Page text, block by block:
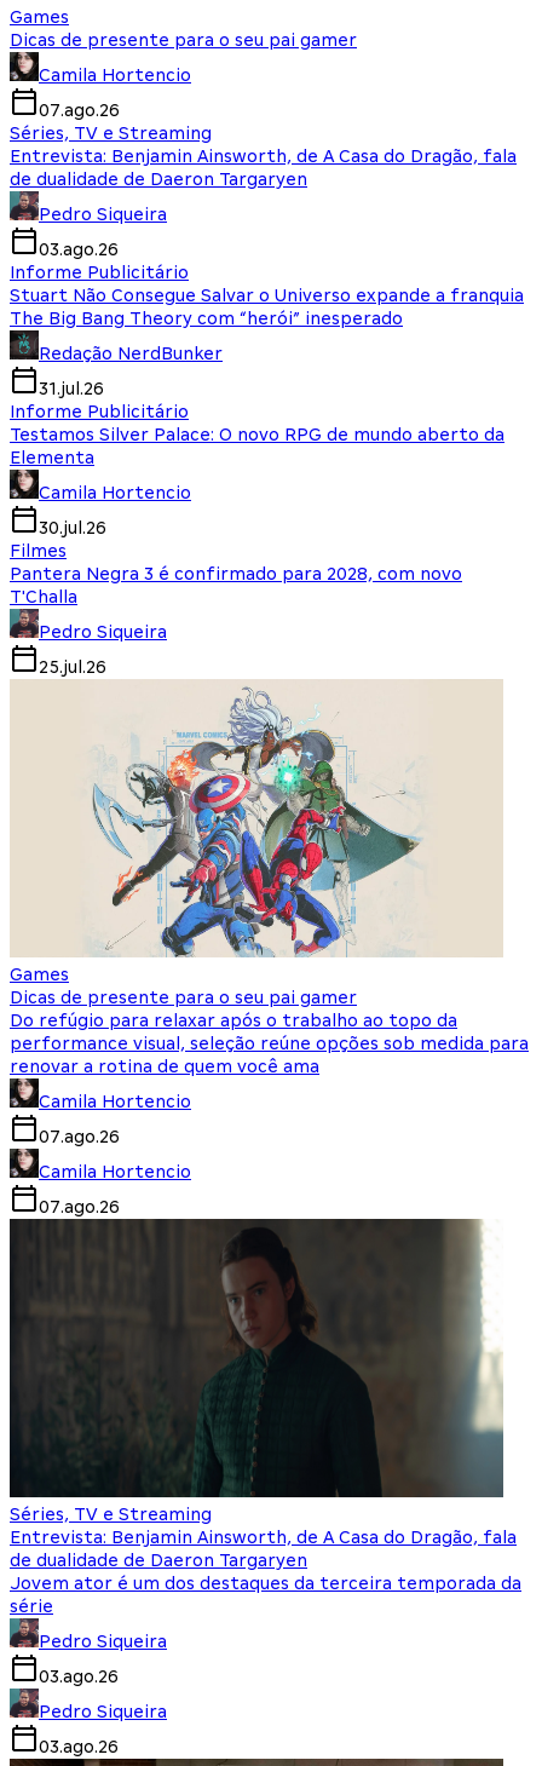
Games
Dicas de presente para o seu pai gamer
Camila Hortencio
07.ago.26
Séries, TV e Streaming
Entrevista: Benjamin Ainsworth, de A Casa do Dragão, fala
de dualidade de Daeron Targaryen
Pedro Siqueira
03.ago.26
Informe Publicitário
Stuart Não Consegue Salvar o Universo expande a franquia
The Big Bang Theory com “herói” inesperado
Redação NerdBunker
31.jul.26
Informe Publicitário
Testamos Silver Palace: O novo RPG de mundo aberto da
Elementa
Camila Hortencio
30.jul.26
Filmes
Pantera Negra 3 é confirmado para 2028, com novo
T'Challa
Pedro Siqueira
25.jul.26
Games
Dicas de presente para o seu pai gamer
Do refúgio para relaxar após o trabalho ao topo da
performance visual, seleção reúne opções sob medida para
renovar a rotina de quem você ama
Camila Hortencio
07.ago.26
Camila Hortencio
07.ago.26
Séries, TV e Streaming
Entrevista: Benjamin Ainsworth, de A Casa do Dragão, fala
de dualidade de Daeron Targaryen
Jovem ator é um dos destaques da terceira temporada da
série
Pedro Siqueira
03.ago.26
Pedro Siqueira
03.ago.26